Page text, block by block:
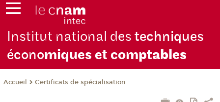
Institut national destechniques
économiques et comptables
Accueil Certificats de spécialisation